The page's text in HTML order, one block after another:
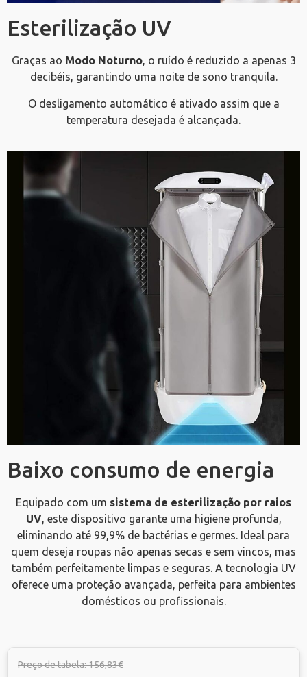
Esterilização UV
Graças ao Modo Noturno, o ruído é reduzido a apenas 3
decibéis, garantindo uma noite de sono tranquila.
O desligamento automático é ativado assim que a
temperatura desejada é alcançada.
Baixo consumo de energia
Equipado com um sistema de esterilização por raios
UV, este dispositivo garante uma higiene profunda,
eliminando até 99,9% de bactérias e germes. Ideal para
quem deseja roupas não apenas secas e sem vincos, mas
também perfeitamente limpas e seguras. A tecnologia UV
oferece uma proteção avançada, perfeita para ambientes
domésticos ou profissionais.
Preço de tabela: 156,83€